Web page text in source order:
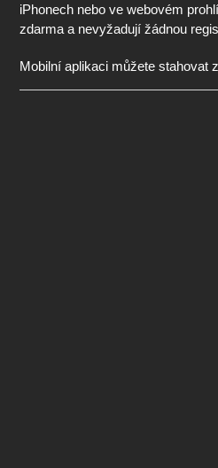
iPhonech nebo ve webovém
zdarma a nevyžadují žádnou
Mobilní aplikaci můžete stahovat